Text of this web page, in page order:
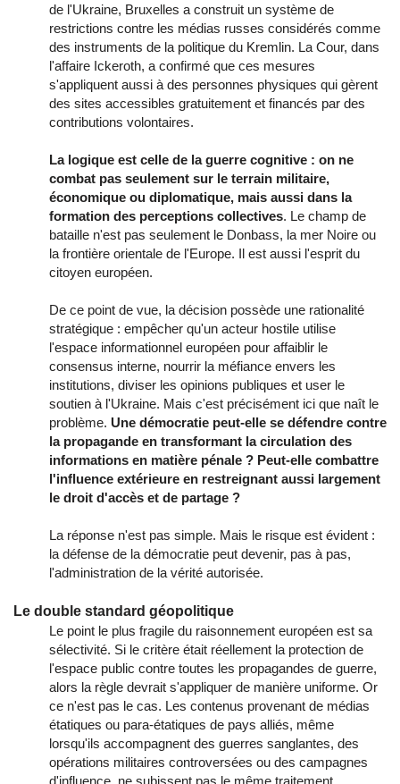
de l'Ukraine, Bruxelles a construit un système de
restrictions contre les médias russes considérés comme
des instruments de la politique du Kremlin. La Cour, dans
l'affaire Ickeroth, a confirmé que ces mesures
s'appliquent aussi à des personnes physiques qui gèrent
des sites accessibles gratuitement et financés par des
contributions volontaires.
La logique est celle de la guerre cognitive : on ne
combat pas seulement sur le terrain militaire,
économique ou diplomatique, mais aussi dans la
formation des perceptions collectives. Le champ de
bataille n'est pas seulement le Donbass, la mer Noire ou
la frontière orientale de l'Europe. Il est aussi l'esprit du
citoyen européen.
De ce point de vue, la décision possède une rationalité
stratégique : empêcher qu'un acteur hostile utilise
l'espace informationnel européen pour affaiblir le
consensus interne, nourrir la méfiance envers les
institutions, diviser les opinions publiques et user le
soutien à l'Ukraine. Mais c'est précisément ici que naît le
problème. Une démocratie peut-elle se défendre contre
la propagande en transformant la circulation des
informations en matière pénale ? Peut-elle combattre
l'influence extérieure en restreignant aussi largement
le droit d'accès et de partage ?
La réponse n'est pas simple. Mais le risque est évident :
la défense de la démocratie peut devenir, pas à pas,
l'administration de la vérité autorisée.
Le double standard géopolitique
Le point le plus fragile du raisonnement européen est sa
sélectivité. Si le critère était réellement la protection de
l'espace public contre toutes les propagandes de guerre,
alors la règle devrait s'appliquer de manière uniforme. Or
ce n'est pas le cas. Les contenus provenant de médias
étatiques ou para-étatiques de pays alliés, même
lorsqu'ils accompagnent des guerres sanglantes, des
opérations militaires controversées ou des campagnes
d'influence, ne subissent pas le même traitement.